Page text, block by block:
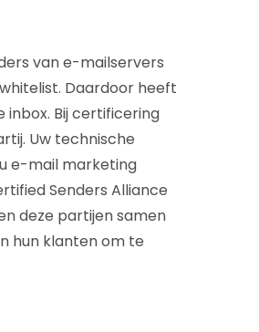
van e-mailservers
Daardoor heeft
Bij certificering
Uw technische
e-mail marketing
Senders Alliance
deze partijen samen
hun klanten om te